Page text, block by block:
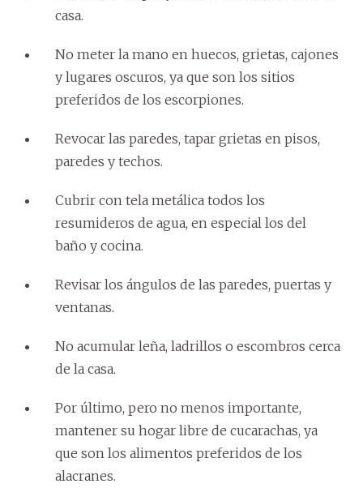
casa.
No meter la mano en huecos, grietas, cajones
y lugares oscuros, ya que son los sitios
preferidos de los escorpiones.
Revocar las paredes, tapar grietas en pisos,
paredes y techos.
Cubrir con tela metálica todos los
resumideros de agua, en especial los del
baño y cocina.
Revisar los ángulos de las paredes, puertas y
ventanas.
No acumular leña, ladrillos o escombros cerca
de la casa.
Por último, pero no menos importante,
mantener su hogar libre de cucarachas, ya
que son los alimentos preferidos de los
alacranes.